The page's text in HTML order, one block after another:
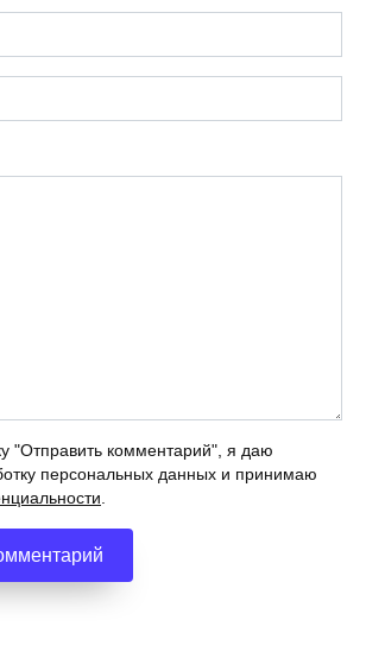
"Отправить комментарий", я даю
персональных данных и принимаю